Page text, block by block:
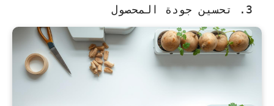
تحسين جودة المحصول